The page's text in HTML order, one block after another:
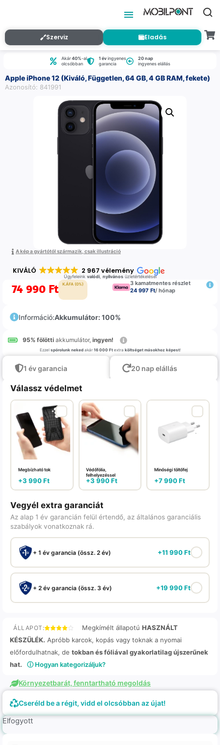
Szerviz Eladás
Akár40%-al
olcsóbban
1 évingyenes
garancia
20 nap
ingyenes elállás
Apple iPhone 12 (Kiváló, Független, 64 GB, 4 GB RAM, fekete)
Azonosító: 841991
A kép a gyártótól származik, csak illustráció
KIVÁLÓ 2 967 vélemény
Ügyfeleink valódi, nyilvánosüzletértékelései
74 990 Ft K.ÁFA (0%)
3 kamatmentes részlet
24 997 Ft/ hónap
Információ:Akkumulátor: 100%
95% fölötti akkumulátor, ingyen!
Ezzel spórolunk nekedakár 16 000 Ftextra költséget másokhoz képest!
1 év garancia 20 nap elállás
Válassz védelmet
Megbízható tok
+3 990Ft
Védőfólia,
felhelyezéssel
+3 990Ft
Minőségi töltőfej
+7 990Ft
Vegyél extra garanciát
Az alap 1 év garancián felül értendő, az általános garanciális
szabályok vonatkoznak rá.
+ 1 év garancia (össz. 2 év) +11 990Ft
+ 2 év garancia (össz. 3 év) +19 990Ft
ÁLLAPOT: Megkímélt állapotú HASZNÁLT
KÉSZÜLÉK. Apróbb karcok, kopás vagy toknak a nyomai
előfordulhatnak, de tokban és fóliával gyakorlatilag újszerűnek
hat.
ⓘ Hogyan kategorizáljuk?
Környezetbarát, fenntartható megoldás
Cseréld be a régit, vidd el olcsóbban az újat!
Elfogyott